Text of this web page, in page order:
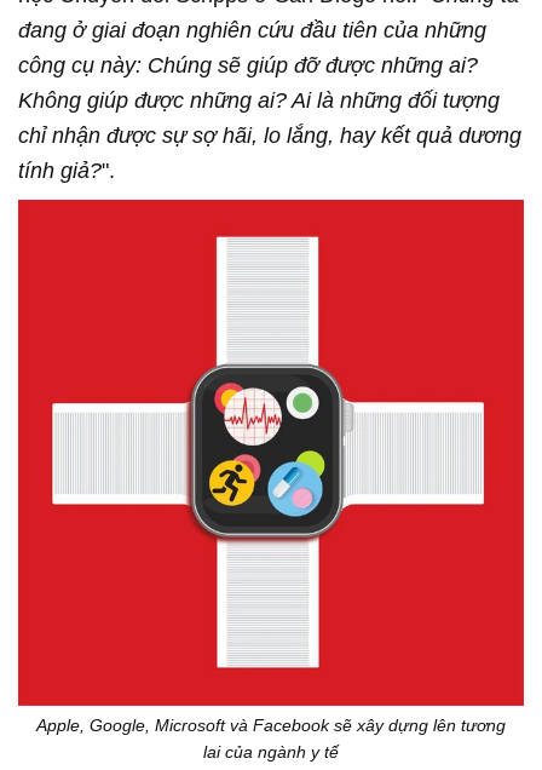
đang ở giai đoạn nghiên cứu đầu tiên của những
công cụ này: Chúng sẽ giúp đỡ được những ai?
Không giúp được những ai? Ai là những đối tượng
chỉ nhận được sự sợ hãi, lo lắng, hay kết quả dương
tính giả?".
Apple, Google, Microsoft và Facebook sẽ xây dựng lên tương
lai của ngành y tế